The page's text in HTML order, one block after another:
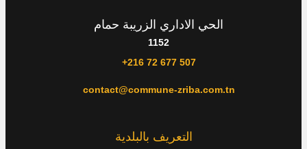
الحي الاداري الزريبة حمام
1152
+216 72 677 507
contact@commune-zriba.com.tn
التعريف بالبلدية